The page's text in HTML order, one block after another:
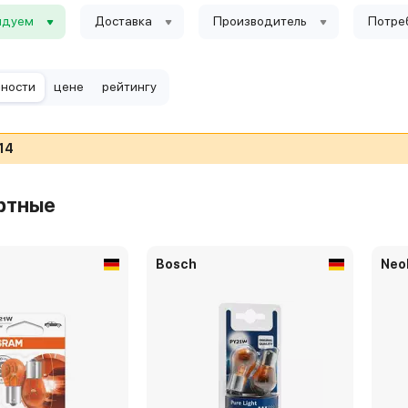
Доставка Производитель
цене рейтингу
Bosch